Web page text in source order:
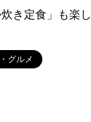
き定食」も楽し
グルメ